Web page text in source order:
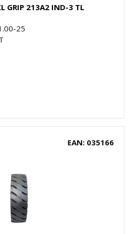
GRIP 213A2 IND-3 TL
25
EAN: 035166